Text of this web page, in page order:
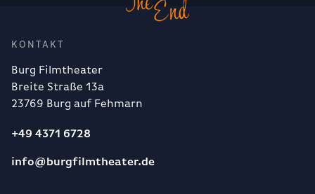
KONTAKT
Burg Filmtheater
Breite Straße 13a
23769 Burg auf Fehmarn
+49 4371 6728
info@burgfilmtheater.de